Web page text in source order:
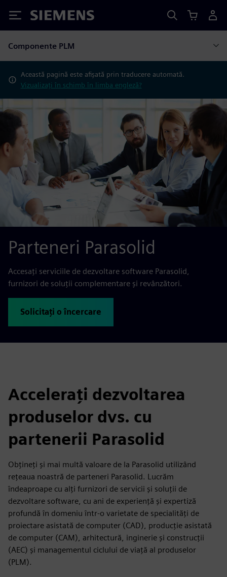
Siemens
Componente PLM
Această pagină este afișată prin traducere automată.
Vizualizați în schimb în limba engleză?
Parteneri Parasolid
Accesați serviciile de dezvoltare software Parasolid,
furnizori de soluții complementare și revânzători.
Solicitați o încercare
Accelerați dezvoltarea
produselor dvs. cu
partenerii Parasolid
Obțineți și mai multă valoare de la Parasolid utilizând
rețeaua noastră de parteneri Parasolid. Lucrăm
îndeaproape cu alți furnizori de servicii și soluții de
dezvoltare software, cu ani de experiență și expertiză
profundă în domeniu într-o varietate de specialități de
proiectare asistată de computer (CAD), producție asistată
de computer (CAM), arhitectură, inginerie și construcții
(AEC) și managementul ciclului de viață al produselor
(PLM).